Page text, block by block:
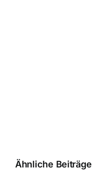
Ähnliche Beiträge